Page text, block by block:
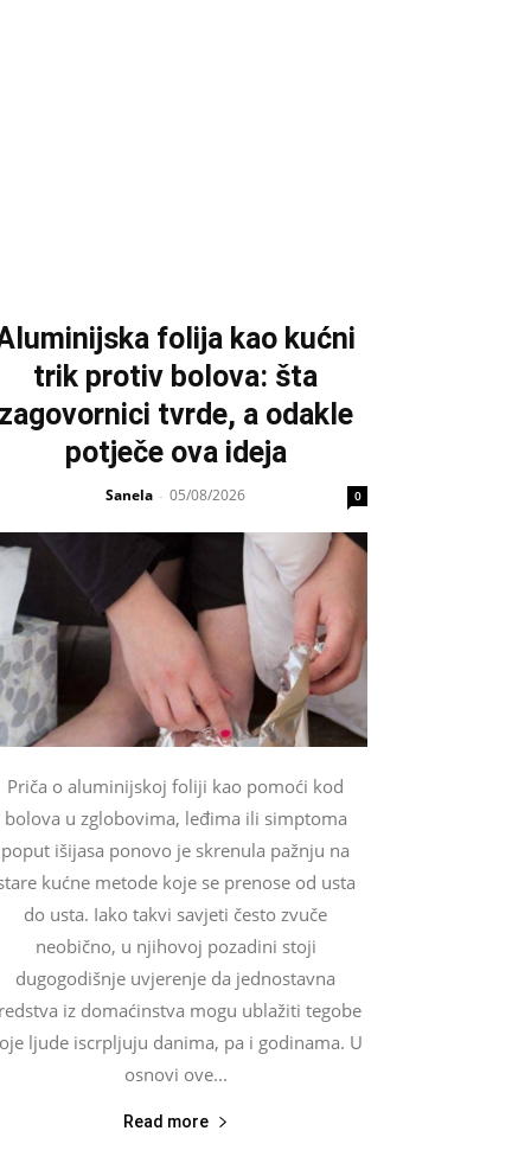
folija kao kućni
trik protiv bolova: šta
tvrde, a odakle
potječe ova ideja
Sanela - 05/08/2026 0
Priča o aluminijskoj foliji kao pomoći kod
bolova u zglobovima, leđima ili simptoma
poput išijasa ponovo je skrenula pažnju na
kućne metode koje se prenose od usta
do usta. Iako takvi savjeti često zvuče
neobično, u njihovoj pozadini stoji
dugogodišnje uvjerenje da jednostavna
iz domaćinstva mogu ublažiti tegobe
ljude iscrpljuju danima, pa i godinama. U
osnovi ove...
Read more